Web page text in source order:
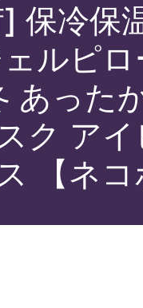
保冷保
ルピ
あった
ク ア
【ネコ